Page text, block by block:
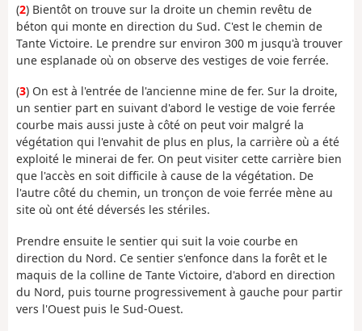
(2) Bientôt on trouve sur la droite un chemin revêtu de
béton qui monte en direction du Sud. C'est le chemin de
Tante Victoire. Le prendre sur environ 300 m jusqu'à trouver
une esplanade où on observe des vestiges de voie ferrée.
(3) On est à l'entrée de l'ancienne mine de fer. Sur la droite,
un sentier part en suivant d'abord le vestige de voie ferrée
courbe mais aussi juste à côté on peut voir malgré la
végétation qui l'envahit de plus en plus, la carrière où a été
exploité le minerai de fer. On peut visiter cette carrière bien
que l'accès en soit difficile à cause de la végétation. De
l'autre côté du chemin, un tronçon de voie ferrée mène au
site où ont été déversés les stériles.
Prendre ensuite le sentier qui suit la voie courbe en
direction du Nord. Ce sentier s'enfonce dans la forêt et le
maquis de la colline de Tante Victoire, d'abord en direction
du Nord, puis tourne progressivement à gauche pour partir
vers l'Ouest puis le Sud-Ouest.